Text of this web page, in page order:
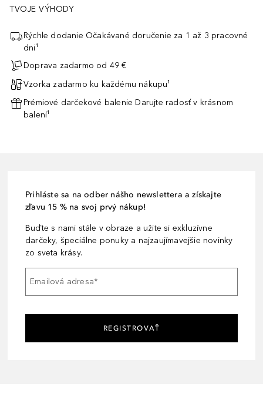
TVOJE VÝHODY
Rýchle dodanie Očakávané doručenie za 1 až 3 pracovné
dni¹
Doprava zadarmo od 49 €
Vzorka zadarmo ku každému nákupu¹
Prémiové darčekové balenie Darujte radosť v krásnom
balení¹
Prihláste sa na odber nášho newslettera a získajte
zľavu 15 % na svoj prvý nákup!
Buďte s nami stále v obraze a užite si exkluzívne
darčeky, špeciálne ponuky a najzaujímavejšie novinky
zo sveta krásy.
Emailová adresa*
REGISTROVAŤ